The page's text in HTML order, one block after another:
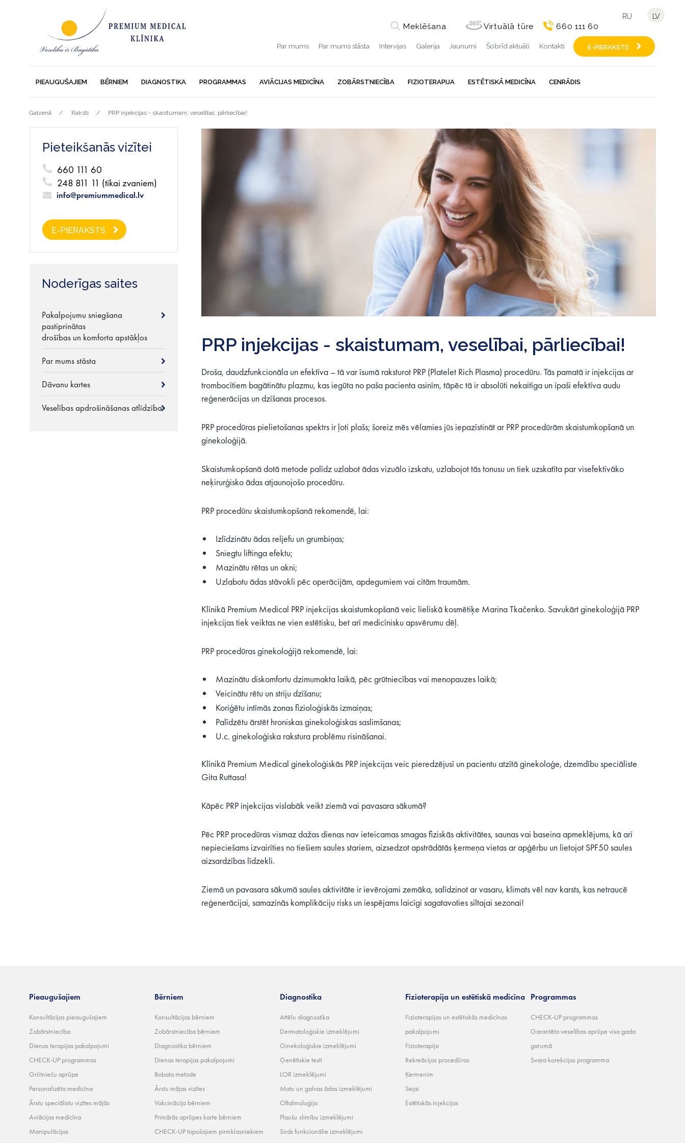
Meklēšana Virtuālā tūre 660 111 60
RU LV
Par mums Par mums stāsta Intervijas Galerija Jaunumi Šobrīd aktuāli Kontakti E-PIERAKSTS
PIEAUGUŠAJIEM BĒRNIEM DIAGNOSTIKA PROGRAMMAS AVIĀCIJAS MEDICĪNA ZOBĀRSTNIECĪBA FIZIOTERAPIJA ESTĒTISKĀ MEDICĪNA CENRĀDIS
Galvenā Raksti PRP injekcijas - skaistumam, veselībai, pārliecībai!
Pieteikšanās vizītei
660 111 60
248 811 11 (tikai zvaniem)
info@premiummedical.lv
E-PIERAKSTS
Noderīgas saites
Pakalpojumu sniegšana
pastiprinātas
drošības un komforta apstākļos
Par mums stāsta
Dāvanu kartes
Veselības apdrošināšanas atlīdzība
PRP injekcijas - skaistumam, veselībai, pārliecībai!
Droša, daudzfunkcionāla un efektīva – tā var īsumā raksturot PRP (Platelet Rich Plasma) procedūru. Tās pamatā ir injekcijas ar
trombocītiem bagātinātu plazmu, kas iegūta no paša pacienta asinīm, tāpēc tā ir absolūti nekaitīga un īpaši efektīva audu
reģenerācijas un dzīšanas procesos.
PRP procedūras pielietošanas spektrs ir ļoti plašs; šoreiz mēs vēlamies jūs iepazīstināt ar PRP procedūrām skaistumkopšanā un
ginekoloģijā.
Skaistumkopšanā dotā metode palīdz uzlabot ādas vizuālo izskatu, uzlabojot tās tonusu un tiek uzskatīta par visefektīvāko
neķirurģisko ādas atjaunojošo procedūru.
PRP procedūru skaistumkopšanā rekomendē, lai:
Izlīdzinātu ādas reljefu un grumbiņas;
Sniegtu liftinga efektu;
Mazinātu rētas un akni;
Uzlabotu ādas stāvokli pēc operācijām, apdegumiem vai citām traumām.
Klīnikā Premium Medical PRP injekcijas skaistumkopšanā veic lieliskā kosmētiķe Marina Tkačenko. Savukārt ginekoloģijā PRP
injekcijas tiek veiktas ne vien estētisku, bet arī medicīnisku apsvērumu dēļ.
PRP procedūras ginekoloģijā rekomendē, lai:
Mazinātu diskomfortu dzimumakta laikā, pēc grūtniecības vai menopauzes laikā;
Veicinātu rētu un striju dzīšanu;
Koriģētu intīmās zonas fizioloģiskās izmaiņas;
Palīdzētu ārstēt hroniskas ginekoloģiskas saslimšanas;
U.c. ginekoloģiska rakstura problēmu risināšanai.
Klīnikā Premium Medical ginekoloģiskās PRP injekcijas veic pieredzējusī un pacientu atzītā ginekoloģe, dzemdību speciāliste
Gita Ruttasa!
Kāpēc PRP injekcijas vislabāk veikt ziemā vai pavasara sākumā?
Pēc PRP procedūras vismaz dažas dienas nav ieteicamas smagas fiziskās aktivitātes, saunas vai baseina apmeklējums, kā arī
nepieciešams izvairīties no tiešiem saules stariem, aizsedzot apstrādātās ķermeņa vietas ar apģērbu un lietojot SPF50 saules
aizsardzības līdzekli.
Ziemā un pavasara sākumā saules aktivitāte ir ievērojami zemāka, salīdzinot ar vasaru, klimats vēl nav karsts, kas netraucē
reģenerācijai, samazinās komplikāciju risks un iespējams laicīgi sagatavoties siltajai sezonai!
Pieaugušajiem
Konsultācijas pieaugušajiem
Zobārstniecība
Dienas terapijas pakalpojumi
CHECK-UP programmas
Grūtnieču aprūpe
Personalizēta medicīna
Ārstu speciālistu vizītes mājās
Aviācijas medicīna
Manipulācijas
Bērniem
Konsultācijas bērniem
Zobārstniecība bērniem
Diagnostika bērniem
Dienas terapijas pakalpojumi
Bobata metode
Ārstu mājas vizītes
Vakcinācija bērniem
Primārās aprūpes karte bērniem
CHECK-UP topošajiem pirmklasniekiem
Diagnostika
Attēlu diagnostika
Dermatoloģiskie izmeklējumi
Ginekoloģiskie izmeklējumi
Ģenētiskie testi
LOR izmeklējumi
Matu un galvas ādas izmeklējumi
Oftalmoloģija
Plaušu slimību izmeklējumi
Sirds funkcionālie izmeklējumi
Fizioterapija un estētiskā medicīna
Fizioterapijas un estētiskās medicīnas
pakalpojumi
Fizioterapija
Rekreācijas procedūras
Ķermenim
Sejai
Estētiskās injekcijas
Programmas
CHECK-UP programmas
Garantēta veselības aprūpe visa gada
garumā
Svara korekcijas programma